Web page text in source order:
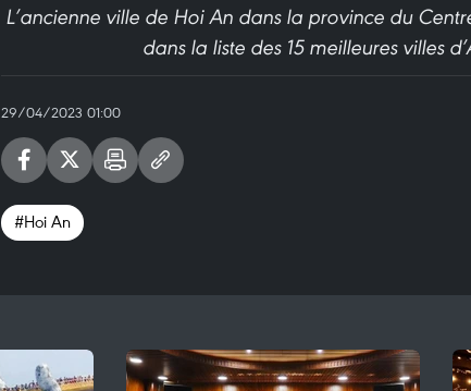
L’ancienne ville de Hoi An dans la province du
dans la liste des 15 meilleures villes
29/04/2023 01:00
#Hoi An